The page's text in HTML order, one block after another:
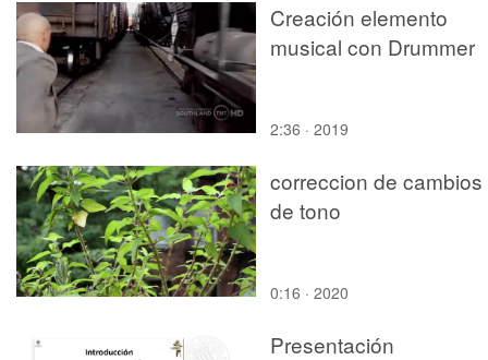
Creación elemento
musical con Drummer
2:36 · 2019
correccion de cambios
de tono
0:16 · 2020
Presentación